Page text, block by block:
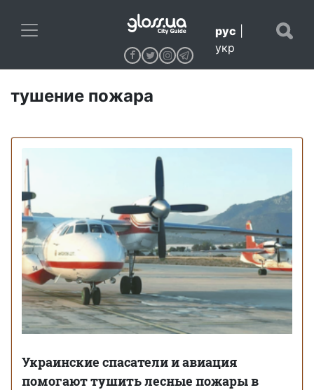
рус
укр
тушение пожара
Украинские спасатели и авиация
помогают тушить лесные пожары в